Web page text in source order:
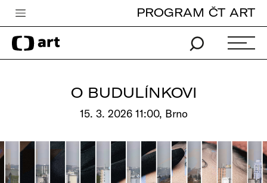
Česká televize
Zpravodajství
Pro děti
edu
PROGRAM ČT ART
O BUDULÍNKOVI
15. 3. 2026 11:00, Brno